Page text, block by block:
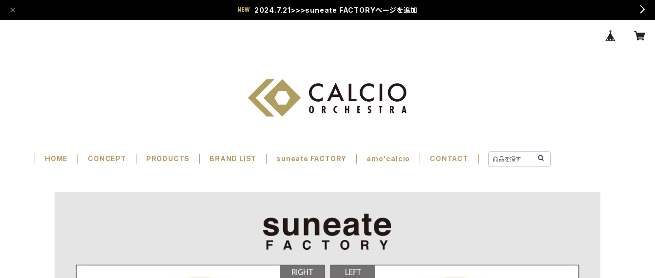
2024.7.21>>>suneate FACTORYページを追加
HOME CONCEPT PRODUCTS BRAND LIST suneate FACTORY amo'calcio CONTACT